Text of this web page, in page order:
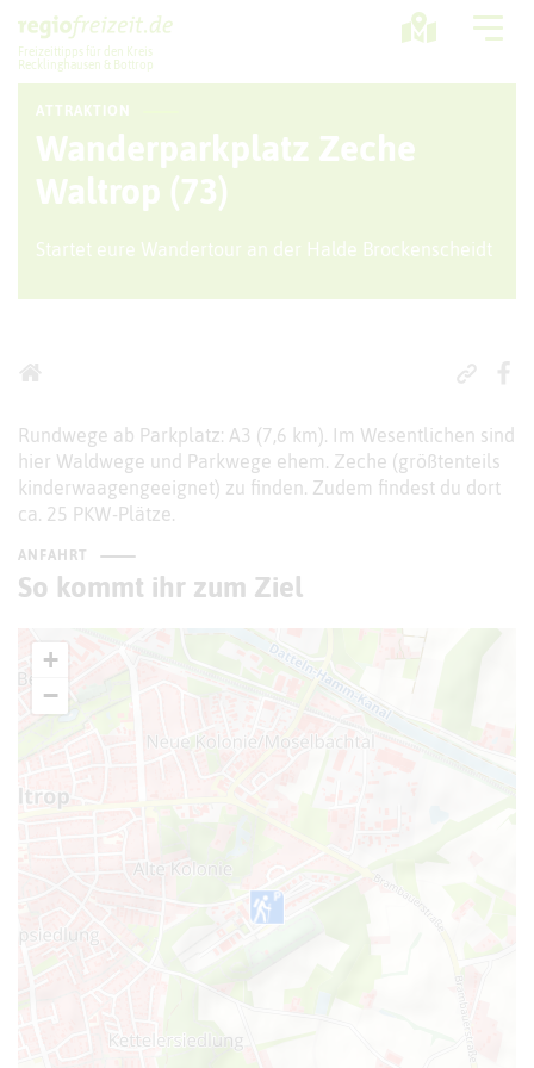
Freizeittipps für den Kreis
Recklinghausen & Bottrop
Sport + Bewegung
Aktuelles
Freizeitregion
ATTRAKTION
Wanderparkplatz Zeche
Waltrop (73)
Startet eure Wandertour an der Halde Brockenscheidt
Rundwege ab Parkplatz: A3 (7,6 km). Im Wesentlichen sind
hier Waldwege und Parkwege ehem. Zeche (größtenteils
kinderwaagengeeignet) zu finden. Zudem findest du dort
ca. 25 PKW-Plätze.
ANFAHRT
So kommt ihr zum Ziel
+
−